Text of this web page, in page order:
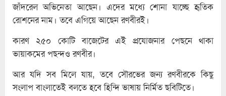
জাঁদরেল অভিনেতা আছেন। এদের মধ্যে শোনা যাচ্ছে হৃতিক
রোশনের নাম। তবে এগিয়ে আছেন রণবীরই।
কারণ ২৫০ কোটি বাজেটের এই প্রযোজনার পেছনে থাকা
ভায়াকমের পছন্দও রণবীর।
আর যদি সব মিলে যায়, তবে সৌরভের জন্য রণবীরকে কিছু
সংলাপ বাংলাতেই বলতে হবে হিন্দি ভাষায় নির্মিত ছবিটিতে।